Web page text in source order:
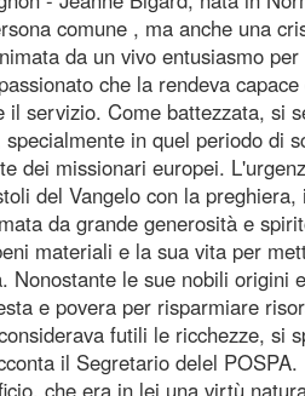
comune , ma anche una
da un vivo entusiasmo
che la rendeva
il servizio. Come battezzata, si
in quel periodo di
dei missionari europei.
del Vangelo con la
da grande generosità e
materiali e la sua vita per
Nonostante le sue nobili origini
e povera per risparmiare
futili le ricchezze, si
il Segretario delel POSPA.
che era in lei una virtù